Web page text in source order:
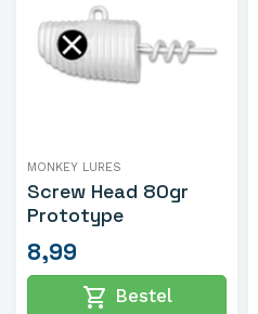
MONKEY LURES
Screw Head 80gr
Prototype
8,99
shopping_cart Bestel